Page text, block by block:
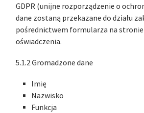
GDPR (unijne rozporządzenie o
dane zostaną przekazane do działu
pośrednictwem formularza na stronie
oświadczenia.
5.1.2 Gromadzone dane
Imię
Nazwisko
Funkcja